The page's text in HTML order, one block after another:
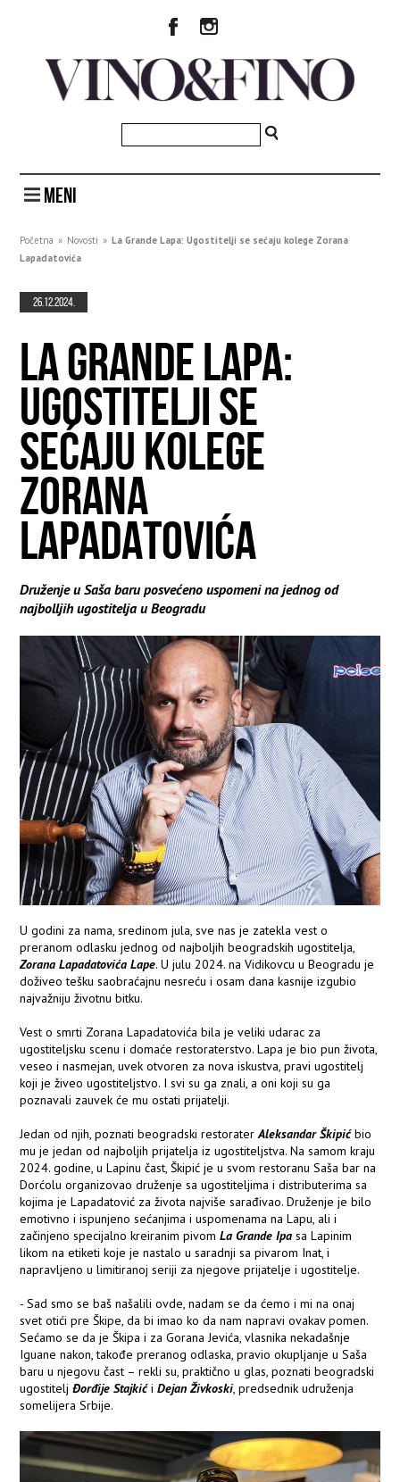
MENI
Početna » Novosti » La Grande Lapa: Ugostitelji se sećaju kolege Zorana
Lapadatovića
26.12.2024.
LA GRANDE LAPA:
UGOSTITELJI SE
SEĆAJU KOLEGE
ZORANA
LAPADATOVIĆA
Druženje u Saša baru posvećeno uspomeni na jednog od
najbolljih ugostitelja u Beogradu
U godini za nama, sredinom jula, sve nas je zatekla vest o
preranom odlasku jednog od najboljih beogradskih ugostitelja,
Zorana Lapadatovića Lape. U julu 2024. na Vidikovcu u Beogradu je
doživeo tešku saobraćajnu nesreću i osam dana kasnije izgubio
najvažniju životnu bitku.
Vest o smrti Zorana Lapadatovića bila je veliki udarac za
ugostiteljsku scenu i domaće restoraterstvo. Lapa je bio pun života,
veseo i nasmejan, uvek otvoren za nova iskustva, pravi ugostitelj
koji je živeo ugostiteljstvo. I svi su ga znali, a oni koji su ga
poznavali zauvek će mu ostati prijatelji.
Jedan od njih, poznati beogradski restoraterAleksandar Škipićbio
mu je jedan od najboljih prijatelja iz ugostiteljstva. Na samom kraju
2024. godine, u Lapinu čast, Škipić je u svom restoranu Saša bar na
Dorćolu organizovao druženje sa ugostiteljima i distributerima sa
kojima je Lapadatović za života najviše sarađivao. Druženje je bilo
emotivno i ispunjeno sećanjima i uspomenama na Lapu, ali i
začinjeno specijalno kreiranim pivomLa Grande Ipa sa Lapinim
likom na etiketi koje je nastalo u saradnji sa pivarom Inat, i
napravljeno u limitiranoj seriji za njegove prijatelje i ugostitelje.
- Sad smo se baš našalili ovde, nadam se da ćemo i mi na onaj
svet otići pre Škipe, da bi imao ko da nam napravi ovakav pomen.
Sećamo se da je Škipa i za Gorana Jevića, vlasnika nekadašnje
Iguane nakon, takođe preranog odlaska, pravio okupljanje u Saša
baru u njegovu čast – rekli su, praktično u glas, poznati beogradski
ugostiteljĐorđije StajkićiDejan Živkoski, predsednik udruženja
somelijera Srbije.